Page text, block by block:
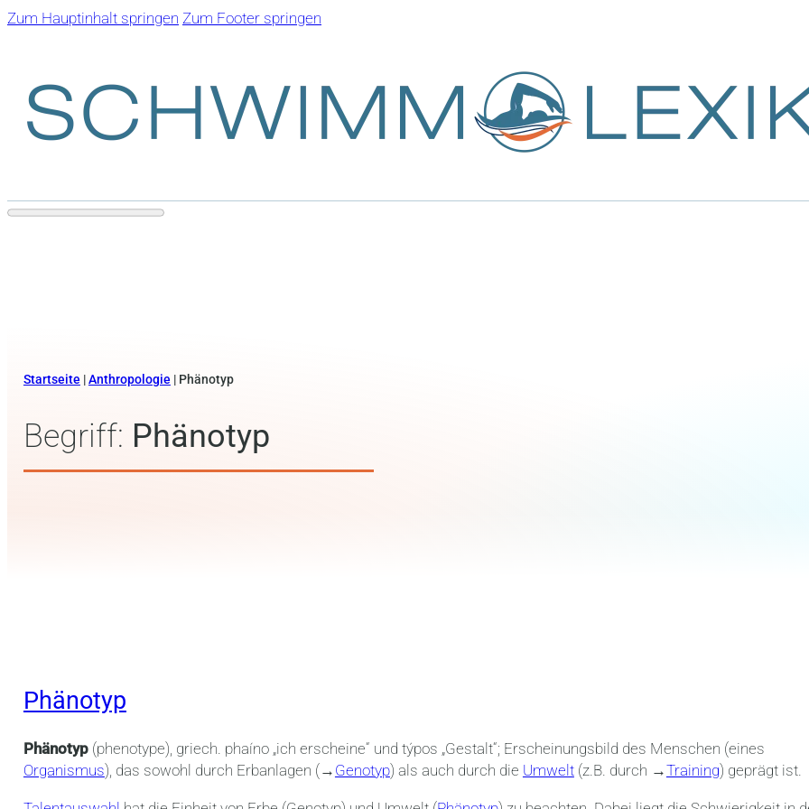
Zum Hauptinhalt springen Zum Footer springen
Startseite |Anthropologie | Phänotyp
Begriff: Phänotyp
Phänotyp
Phänotyp(phenotype), griech. phaíno „ich erscheine“ und týpos „Gestalt“; Erscheinungsbild des Menschen (eines
Organismus), das sowohl durch Erbanlagen (→ Genotyp) als auch durch die Umwelt(z.B. durch →Training) geprägt ist.